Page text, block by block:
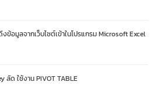
งข้อมูลจากเว็บไซต์เข้าในโปรแกรม Microsoft Excel
ลัด ใช้งาน PIVOT TABLE